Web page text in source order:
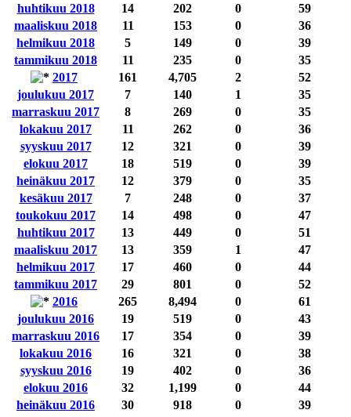
huhtikuu 2018
14 202 0
59
maaliskuu 2018
11 153 0
36
helmikuu 2018
5 149 0
39
tammikuu 2018
11 235 0
35
2017
161 4,705 2
52
joulukuu 2017
7 140 1
35
marraskuu 2017
8 269 0
35
lokakuu 2017
11 262 0
36
syyskuu 2017
12 321 0
39
elokuu 2017
18 519 0
39
heinäkuu 2017
12 379 0
35
kesäkuu 2017
7 248 0
37
toukokuu 2017
14 498 0
47
huhtikuu 2017
13 449 0
51
maaliskuu 2017
13 359 1
47
helmikuu 2017
17 460 0
44
tammikuu 2017
29 801 0
52
2016
265 8,494 0
61
joulukuu 2016
19 519 0
43
marraskuu 2016
17 354 0
39
lokakuu 2016
16 321 0
38
syyskuu 2016
19 402 0
36
elokuu 2016
32 1,199 0
44
heinäkuu 2016
30 918 0
39